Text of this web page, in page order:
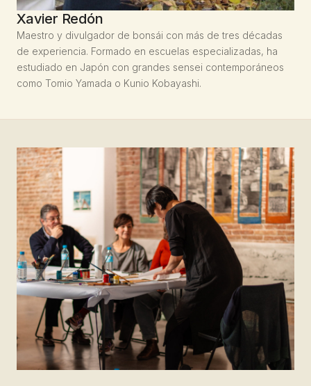
Xavier Redón
Maestro y divulgador de bonsái con más de tres décadas
de experiencia. Formado en escuelas especializadas, ha
estudiado en Japón con grandes sensei contemporáneos
como Tomio Yamada o Kunio Kobayashi.